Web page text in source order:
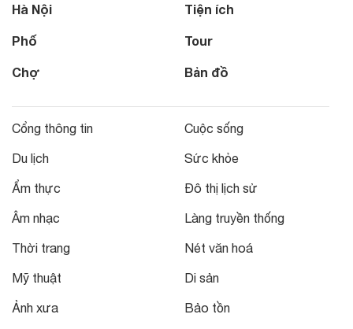
Hà Nội
Phố
Chợ
Tiện ích
Tour
Bản đồ
Cổng thông tin
Du lịch
Ẩm thực
Âm nhạc
Thời trang
Mỹ thuật
Ảnh xưa
Cuộc sống
Sức khỏe
Đô thị lịch sử
Làng truyền thống
Nét văn hoá
Di sản
Bảo tồn